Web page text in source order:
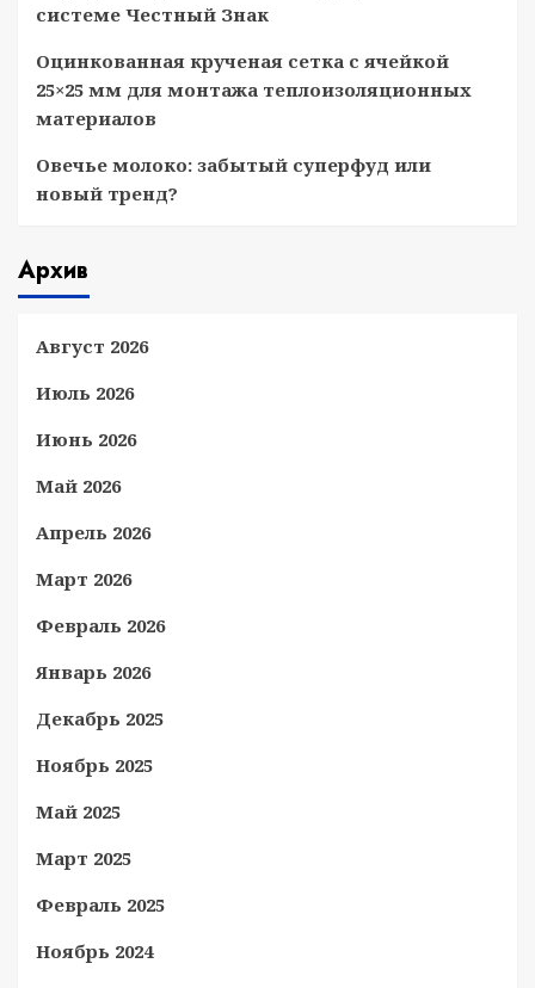
системе Честный Знак
Оцинкованная крученая сетка с ячейкой
25×25 мм для монтажа теплоизоляционных
материалов
Овечье молоко: забытый суперфуд или
новый тренд?
Архив
Август 2026
Июль 2026
Июнь 2026
Май 2026
Апрель 2026
Март 2026
Февраль 2026
Январь 2026
Декабрь 2025
Ноябрь 2025
Май 2025
Март 2025
Февраль 2025
Ноябрь 2024